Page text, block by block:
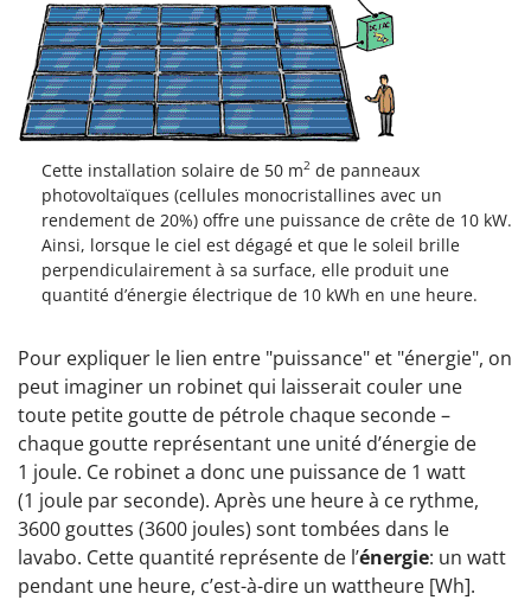
Cette installation solaire de 50 m2 de panneaux
photovoltaïques (cellules monocristallines avec un
rendement de 20%) offre une puissance de crête de 10 kW.
Ainsi, lorsque le ciel est dégagé et que le soleil brille
perpendiculairement à sa surface, elle produit une
quantité d’énergie électrique de 10 kWh en une heure.
Pour expliquer le lien entre "puissance" et "énergie", on
peut imaginer un robinet qui laisserait couler une
toute petite goutte de pétrole chaque seconde –
chaque goutte représentant une unité d’énergie de
1 joule. Ce robinet a donc une puissance de 1 watt
(1 joule par seconde). Après une heure à ce rythme,
3600 gouttes (3600 joules) sont tombées dans le
lavabo. Cette quantité représente de l’énergie: un watt
pendant une heure, c’est-à-dire un wattheure [Wh].